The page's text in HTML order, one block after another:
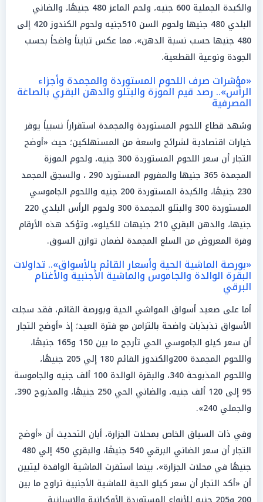
والكبدة الجملية 600 جنيه، ولحم الماعز 480 جنيهًا، والضاني
البلدي 480 جنيها ولحوم السن 510جنيه ولحوم الكندوز 420 إلى
480 جنيها حسب نسبة الدهن»، مما عكس تبايناً واضحاً بحسب
الجودة ونوعية القطعية.
«مؤشرات صرف اللحوم المستوردة والمجمدة وأجزاء
الرأس».. رصد قيم الموزة والبتلو والدهن البقري بالصاغة
المصرفية
وشهد قطاع اللحوم المستوردة والمجمدة استقراراً نسبياً يوفر
خيارات اقتصادية لشرائح واسعة من المستهلكين؛ حيث «أوضح
التجار أن سعر اللحوم المستوردة 300 جنيه، ولحوم الموزة
المجمدة 365 جنيها والمفروم المستورد 290 ، والسجق المجمد
230 جنيهًا، والكبدة المستوردة 200 جنيه واللحوم الجاموسي
المستوردة 300 والبتلو المجمدة 300 ولحوم الرأس البلدي 220
جنيها، والدهن البقري 210 جنيهات للكيلو»، وتؤكد هذه الأرقام
وفرة المعروض من السلع المجمدة لضمان توازن السوق.
«بورصة الماشية الحية وأسعار القائم بالأسواق».. تداولات
البقرة الوالدة والجاموس والماشية الأجنبية والأغنام
البرقي
أما على صعيد أسواق المواشي الحية وبورصة القائم، فقد سجلت
الأسواق تذبذبات واضحة بالتزامن مع فترة العيد؛ إذ «أوضح التجار
أن سعر كيلو الجاموسي الحي تأرجح ما بين 150 و165 جنيهًا،
واللحوم المجمدة 200والكندوز القائم 180 إلي 205 جنيهًا،
واللحوم المذبوحة 340، والبقرة الوالدة 100 ألف جنيه والجاموسة
95 إلى 120 ألف جنيه، والضاني الحي 250 جنيهًا، والمذبوح 390،
والجملي 240».
وفي ذات السياق الخاص بمحلات الجزارة، أبان التحديث أن «أوضح
التجار أن سعر الضاني البرقي 540 جنيهًا، والبقري 450 إلي 480
جنيهًا في محلات الجزارة»، بينما استقرت الماشية الوافدة ليتبين
أن «أكد التجار أن سعر كيلو الحية للماشية الأجنبية تراوح ما بين